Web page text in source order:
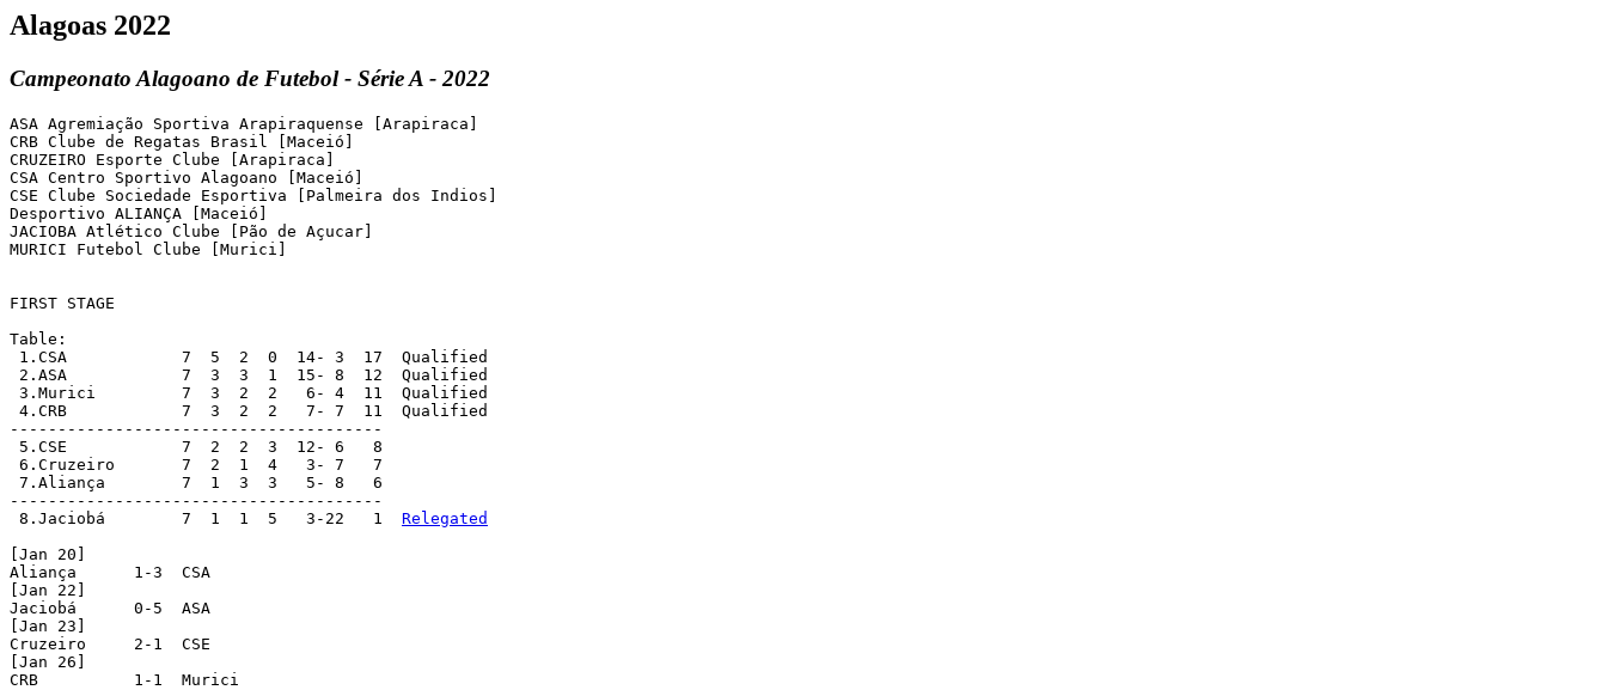
Alagoas 2022
Campeonato Alagoano de Futebol - Série A - 2022
ASA Agremiação Sportiva Arapiraquense [Arapiraca]
CRB Clube de Regatas Brasil [Maceió]
CRUZEIRO Esporte Clube [Arapiraca]
CSA Centro Sportivo Alagoano [Maceió]
CSE Clube Sociedade Esportiva [Palmeira dos Indios]
Desportivo ALIANÇA [Maceió]
JACIOBA Atlético Clube [Pão de Açucar]
MURICI Futebol Clube [Murici]
FIRST STAGE
Table:
1.CSA            7  5  2  0  14- 3  17  Qualified
2.ASA            7  3  3  1  15- 8  12  Qualified
3.Murici         7  3  2  2   6- 4  11  Qualified
4.CRB            7  3  2  2   7- 7  11  Qualified
---------------------------------------
5.CSE            7  2  2  3  12- 6   8
6.Cruzeiro       7  2  1  4   3- 7   7
7.Aliança        7  1  3  3   5- 8   6
---------------------------------------
8.Jaciobá        7  1  1  5   3-22   1 Relegated
[Jan 20]
Aliança      1-3  CSA
[Jan 22]
Jaciobá      0-5  ASA
[Jan 23]
Cruzeiro     2-1  CSE
[Jan 26]
CRB          1-1  Murici